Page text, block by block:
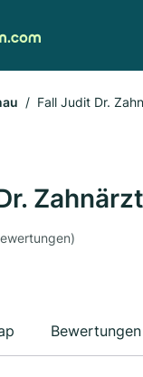
Fall Judit Dr.
Bewertungen